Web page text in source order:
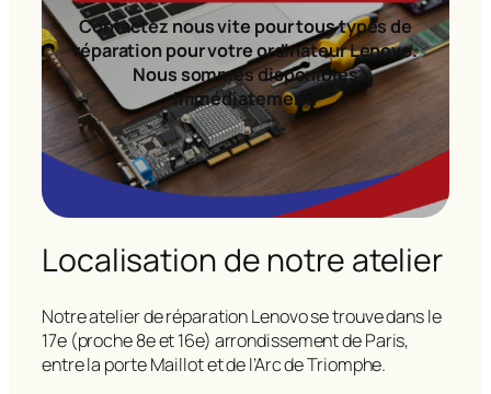
Contactez nous vite pour tous types de
réparation pour votre ordinateur Lenovo.
Nous sommes disponibles
immédiatement!
Localisation de notre atelier
Notre atelier de réparation Lenovo se trouve dans le
17e (proche 8e et 16e) arrondissement de Paris,
entre la porte Maillot et de l’Arc de Triomphe.